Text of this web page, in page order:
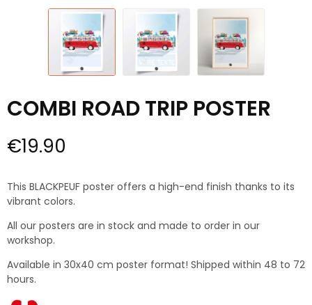
COMBI ROAD TRIP POSTER
€19.90
This BLACKPEUF poster offers a high-end finish thanks to its
vibrant colors.
All our posters are in stock and made to order in our
workshop.
Available in 30x40 cm poster format! Shipped within 48 to 72
hours.